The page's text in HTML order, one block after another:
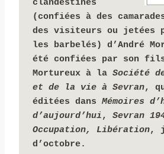
clandestines
(confiées à des
des visiteurs ou jetées
les barbelés) d’André
été confiées par son fils
Mortureux à la Société
et de la vie à Sevran,
éditées dans Mémoires
d’aujourd’hui, Sevran
Occupation, Libération,
d’octobre.